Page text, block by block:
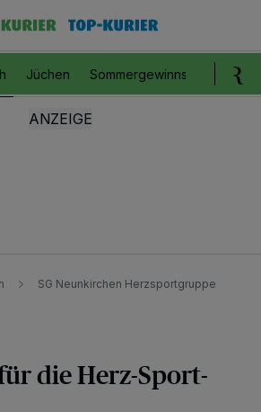
Jüchen Sommergewinnspiel
SG Neunkirchen Herzsportgruppe
die Herz-Sport-